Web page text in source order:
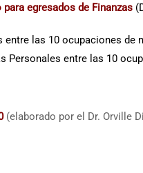
egresados de Finanzas (
entre las 10 ocupaciones
Personales entre las 10
(elaborado por el Dr. Orville